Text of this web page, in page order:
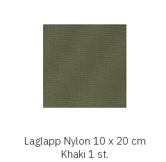
Laglapp Nylon 10 x 20 cm
Khaki 1 st.